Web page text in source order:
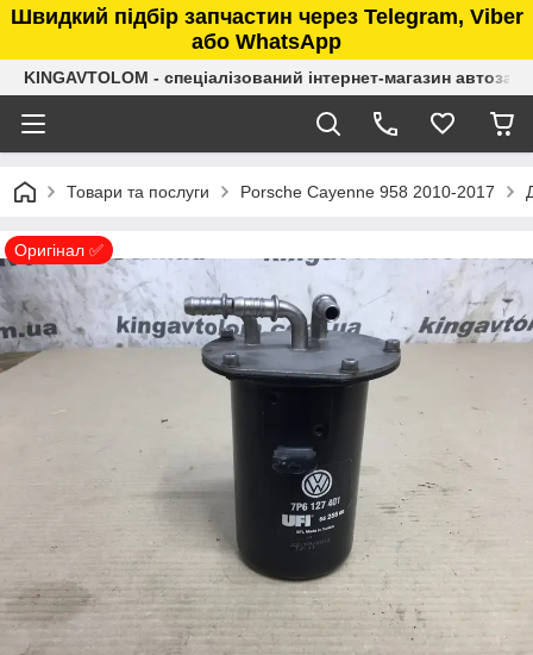
Швидкий підбір запчастин через Telegram, Viber
або WhatsApp
KINGAVTOLOM - спеціалізований інтернет-магазин
Товари та послуги Porsche Cayenne 958 2010-2017
Оригінал ✅